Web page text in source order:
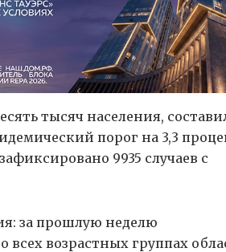
тысяч населения, составил
порог на 3,3
9935 случаев с
за прошлую неделю
всех возрастных группах